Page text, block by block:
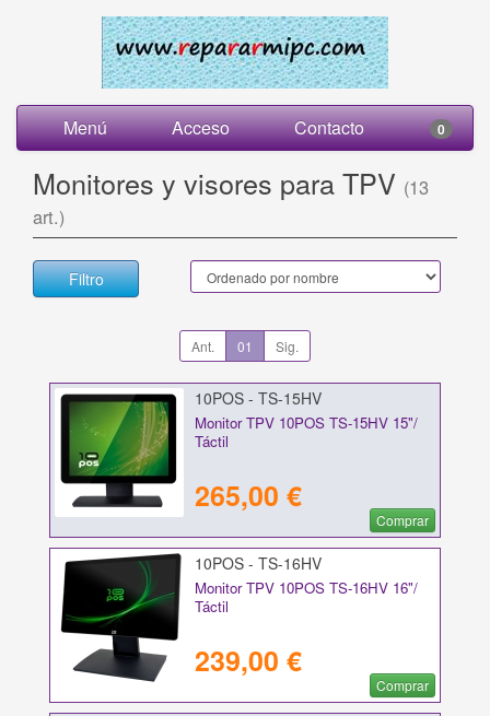
Menú Acceso Contacto 0
Monitores y visores para TPV (13
art.)
Filtro
Ant. 01 Sig.
10POS - TS-15HV
Monitor TPV 10POS TS-15HV 15"/
Táctil
265,00 €
Comprar
10POS - TS-16HV
Monitor TPV 10POS TS-16HV 16"/
Táctil
239,00 €
Comprar